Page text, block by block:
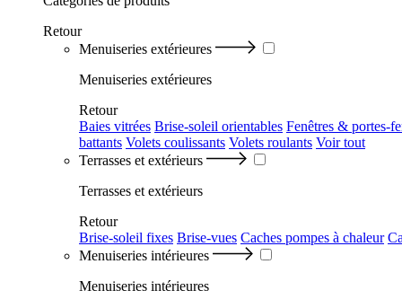
Retour
Menuiseries extérieures
Menuiseries extérieures
Retour
Baies vitrées Brise-soleil orientables Fenêtres & portes-
battants Volets coulissants Volets roulants Voir tout
Terrasses et extérieurs
Terrasses et extérieurs
Retour
Brise-soleil fixes Brise-vues Caches pompes à chaleur
Menuiseries intérieures
Menuiseries intérieures